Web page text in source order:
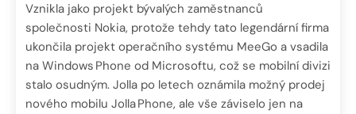
Vznikla jako projekt bývalých zaměstnanců
společnosti Nokia, protože tehdy tato legendární firma
ukončila projekt operačního systému MeeGo a vsadila
na Windows Phone od Microsoftu, což se mobilní divizi
stalo osudným. Jolla po letech oznámila možný prodej
nového mobilu Jolla Phone, ale vše záviselo jen na